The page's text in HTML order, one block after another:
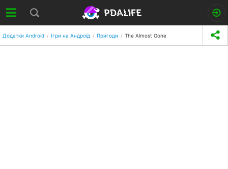
Додатки Android Ігри на Андроїд Пригоди The Almost Gone